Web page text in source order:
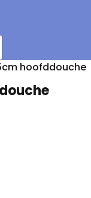
hoofddouche